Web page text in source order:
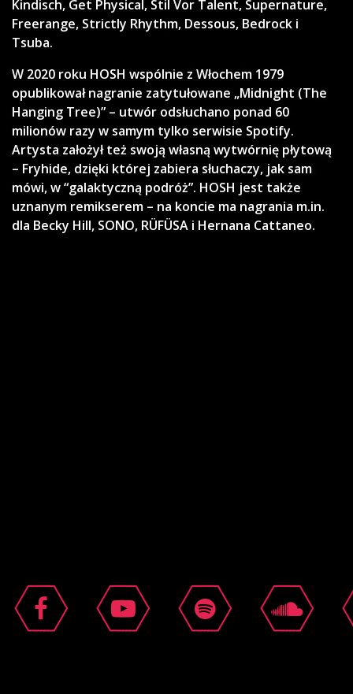
Kindisch, Get Physical, Stil Vor Talent, Supernature,
Freerange, Strictly Rhythm, Dessous, Bedrock i
Tsuba.
W 2020 roku HOSH wspólnie z Włochem 1979
opublikował nagranie zatytułowane „Midnight (The
Hanging Tree)” – utwór odsłuchano ponad 60
milionów razy w samym tylko serwisie Spotify.
Artysta założył też swoją własną wytwórnię płytową
– Fryhide, dzięki której zabiera słuchaczy, jak sam
mówi, w “galaktyczną podróż”. HOSH jest także
uznanym remikserem – na koncie ma nagrania m.in.
dla Becky Hill, SONO, RÜFÜSA i Hernana Cattaneo.